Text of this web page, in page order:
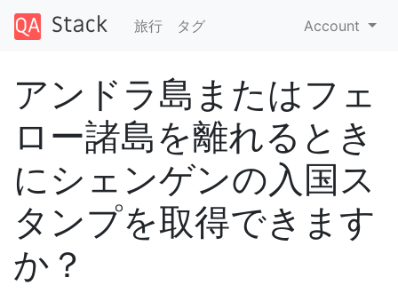
旅行 タグ Account
アンドラ島またはフェ
ロー諸島を離れるとき
にシェンゲンの入国ス
タンプを取得できます
か？